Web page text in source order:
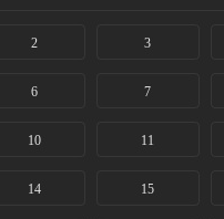
2 3
6 7
10 11
14 15